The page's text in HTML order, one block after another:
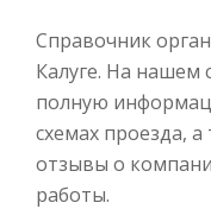
Справочник
Калуге. На нашем
полную
схемах проезда,
отзывы о
работы.